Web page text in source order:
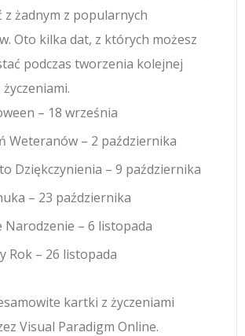
z żadnym z popularnych
Oto kilka dat, z których możesz
podczas tworzenia kolejnej
– 18 września
Weteranów – 2 października
Dziękczynienia – 9 października
– 23 października
Narodzenie – 6 listopada
Rok – 26 listopada
kartki z życzeniami
Visual Paradigm Online.